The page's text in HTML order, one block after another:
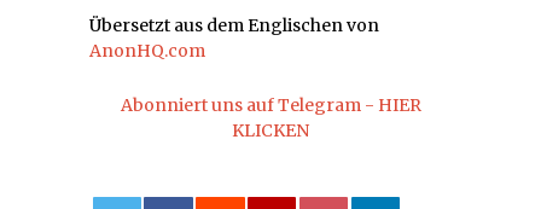
Übersetzt aus dem Englischen von
AnonHQ.com
Abonniert uns auf Telegram - HIER
KLICKEN